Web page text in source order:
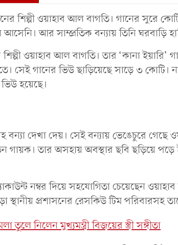
শিল্পী ওয়াহাব আল বাগতি। গানের সুরে
আর সাম্প্রতিক বন্যায় তিনি ঘরবাড়ি
শিল্পী ওয়াহাব আল বাগতি। তার ‘কানা ইয়ারি’
সেই গানের ভিউ ছাড়িয়েছে সাড়ে ৩ কোটি।
হয়েছে।
বন্যা দেখা দেয়। সেই বন্যায় ভেঙেচুরে গেছে
গায়ক। তার অসহায় অবস্থার ছবি ছড়িয়ে পড়ে
নম্বর দিয়ে সহযোগিতা চেয়েছেন
স্থানীয় প্রশাসনের রেসকিউ টিম পরিবারসহ
তুলে নিলেন মুখ্যমন্ত্রী বিজয়ের স্ত্রী সঙ্গীতা